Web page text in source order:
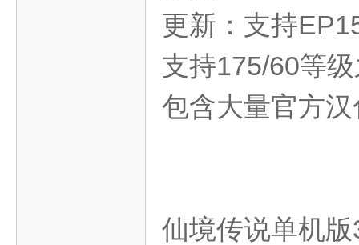
更新：支持
支持175/60等
包含大量官方
仙境传说单机